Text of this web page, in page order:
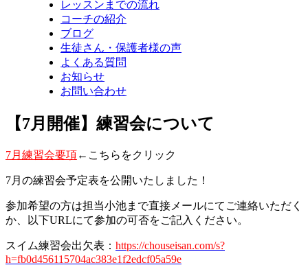
レッスンまでの流れ
コーチの紹介
ブログ
生徒さん・保護者様の声
よくある質問
お知らせ
お問い合わせ
【7月開催】練習会について
7月練習会要項←こちらをクリック
7月の練習会予定表を公開いたしました！
参加希望の方は担当小池まで直接メールにてご連絡いただく
か、以下URLにて参加の可否をご記入ください。
スイム練習会出欠表： https://chouseisan.com/s?
h=fb0d456115704ac383e1f2edcf05a59e